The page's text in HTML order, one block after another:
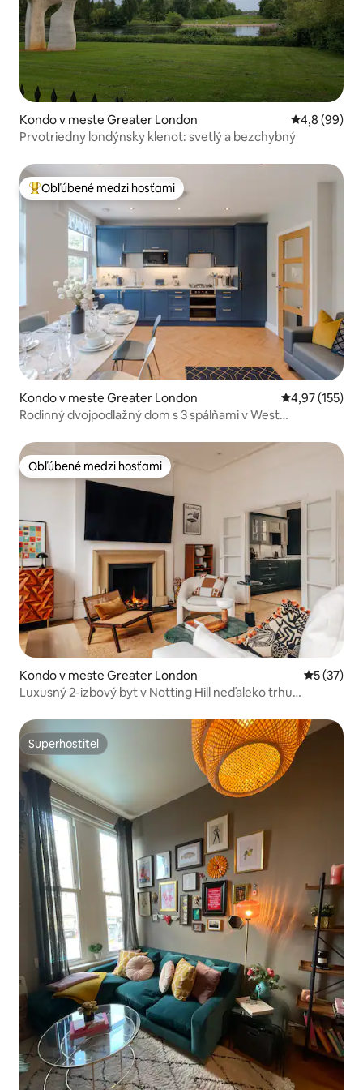
Kondo v meste Greater London Priemerné
4,8 (99)
Prvotriedny londýnsky klenot: svetlý a bezchybný
Najobľúbenejšie medzi hosťami
Obľúbené medzi hosťami
Kondo v meste Greater London Priemerné
4,97 (155)
Rodinný dvojpodlažný dom s 3 spálňami v West
Obľúbené medzi hosťami
Obľúbené medzi hosťami
Kondo v meste Greater London
5 (37)
Luxusný 2-izbový byt v Notting Hill neďaleko trhu
Superhostiteľ
Superhostiteľ